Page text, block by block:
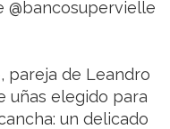
@bancosupervielle
pareja de Leandro
uñas elegido para
un delicado